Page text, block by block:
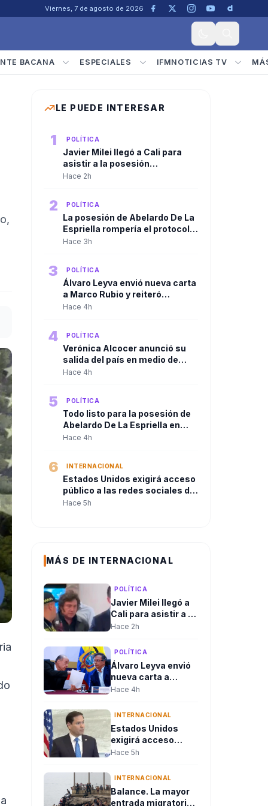
Viernes, 7 de agosto de 2026
BACANA ESPECIALES IFMNOTICIAS TV
LE PUEDE INTERESAR
1 POLÍTICA
Javier Milei llegó a Cali para
asistir a la posesión
presidencial de Abelardo De La
Hace 2h
2 POLÍTICA
La posesión de Abelardo De La
Espriella rompería el protocolo
tradicional. El discurso
Congreso.
Hace 3h
3 POLÍTICA
Álvaro Leyva envió nueva carta
a Marco Rubio y reiteró
denuncias contra Gustavo
Hace 4h
4 POLÍTICA
Verónica Alcocer anunció su
salida del país en medio de
investigaciones preliminares,
¿también se irá Petro?
Hace 4h
5 POLÍTICA
Todo listo para la posesión de
Abelardo De La Espriella en
Cali
Hace 4h
6 INTERNACIONAL
Estados Unidos exigirá acceso
público a las redes sociales de
quienes soliciten visa
Hace 5h
MÁS DE INTERNACIONAL
POLÍTICA
Javier Milei llegó a
Cali para asistir a la
posesión
Abelardo De La
Espriella
Hace 2h
POLÍTICA
Álvaro Leyva envió
nueva carta a
Marco Rubio y
contra Gustavo
autoridades de
Estados Unidos
Hace 4h
INTERNACIONAL
Estados Unidos
exigirá acceso
público a las redes
soliciten visa
Hace 5h
INTERNACIONAL
Balance. La mayor
entrada migratoria